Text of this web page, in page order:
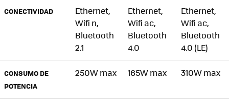
CONECTIVIDAD
Ethernet,
Wifi n,
Bluetooth
2.1
Ethernet,
Wifi ac,
Bluetooth
4.0
Ethernet,
Wifi ac,
Bluetooth
4.0 (LE)
CONSUMO DE
POTENCIA
250W max 165W max 310W max